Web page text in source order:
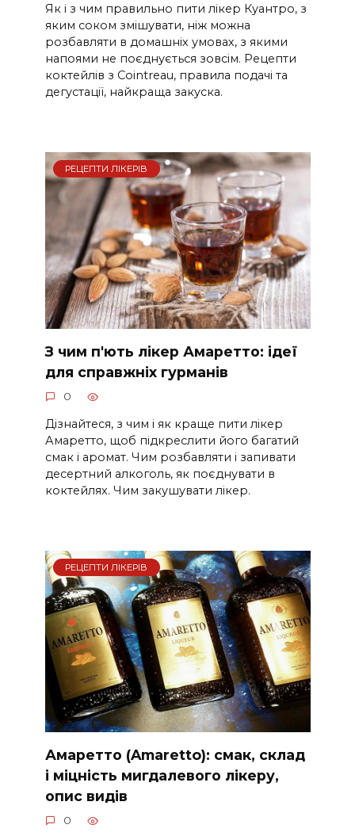
Як і з чим правильно пити лікер Куантро, з
яким соком змішувати, ніж можна
розбавляти в домашніх умовах, з якими
напоями не поєднується зовсім. Рецепти
коктейлів з Cointreau, правила подачі та
дегустації, найкраща закуска.
РЕЦЕПТИ ЛІКЕРІВ
З чим п'ють лікер Амаретто: ідеї
для справжніх гурманів
0
Дізнайтеся, з чим і як краще пити лікер
Амаретто, щоб підкреслити його багатий
смак і аромат. Чим розбавляти і запивати
десертний алкоголь, як поєднувати в
коктейлях. Чим закушувати лікер.
РЕЦЕПТИ ЛІКЕРІВ
Амаретто (Amaretto): смак, склад
і міцність мигдалевого лікеру,
опис видів
0